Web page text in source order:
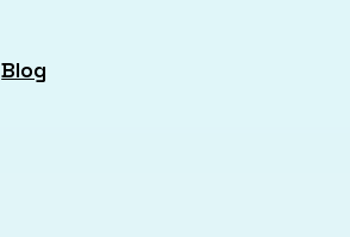
Blog